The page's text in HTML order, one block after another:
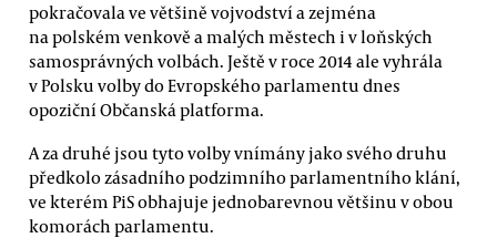
pokračovala ve většině vojvodství a zejména
na polském venkově a malých městech i v loňských
samosprávných volbách. Ještě v roce 2014 ale vyhrála
v Polsku volby do Evropského parlamentu dnes
opoziční Občanská platforma.
A za druhé jsou tyto volby vnímány jako svého druhu
předkolo zásadního podzimního parlamentního klání,
ve kterém PiS obhajuje jednobarevnou většinu v obou
komorách parlamentu.